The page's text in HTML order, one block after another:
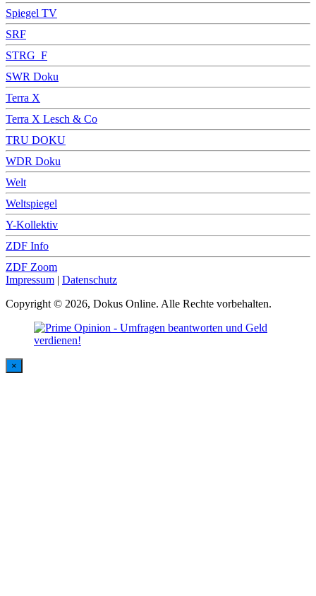
Spiegel TV
SRF
STRG_F
SWR Doku
Terra X
Terra X Lesch & Co
TRU DOKU
WDR Doku
Welt
Weltspiegel
Y-Kollektiv
ZDF Info
ZDF Zoom
Impressum | Datenschutz
Copyright © 2026, Dokus Online. Alle Rechte vorbehalten.
×